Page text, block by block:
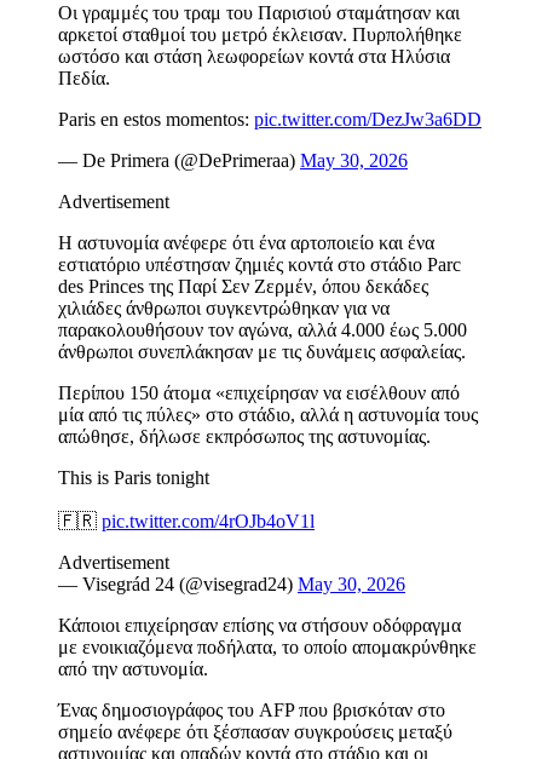
Οι γραμμές του τραμ του Παρισιού σταμάτησαν και
αρκετοί σταθμοί του μετρό έκλεισαν. Πυρπολήθηκε
ωστόσο και στάση λεωφορείων κοντά στα Ηλύσια
Πεδία.
Paris en estos momentos: pic.twitter.com/DezJw3a6DD
— De Primera (@DePrimeraa) May 30, 2026
Advertisement
Η αστυνομία ανέφερε ότι ένα αρτοποιείο και ένα
εστιατόριο υπέστησαν ζημιές κοντά στο στάδιο Parc
des Princes της Παρί Σεν Ζερμέν, όπου δεκάδες
χιλιάδες άνθρωποι συγκεντρώθηκαν για να
παρακολουθήσουν τον αγώνα, αλλά 4.000 έως 5.000
άνθρωποι συνεπλάκησαν με τις δυνάμεις ασφαλείας.
Περίπου 150 άτομα «επιχείρησαν να εισέλθουν από
μία από τις πύλες» στο στάδιο, αλλά η αστυνομία τους
απώθησε, δήλωσε εκπρόσωπος της αστυνομίας.
This is Paris tonight
🇫🇷 pic.twitter.com/4rOJb4oV1l
Advertisement
— Visegrád 24 (@visegrad24) May 30, 2026
Κάποιοι επιχείρησαν επίσης να στήσουν οδόφραγμα
με ενοικιαζόμενα ποδήλατα, το οποίο απομακρύνθηκε
από την αστυνομία.
Ένας δημοσιογράφος του AFP που βρισκόταν στο
σημείο ανέφερε ότι ξέσπασαν συγκρούσεις μεταξύ
αστυνομίας και οπαδών κοντά στο στάδιο και οι